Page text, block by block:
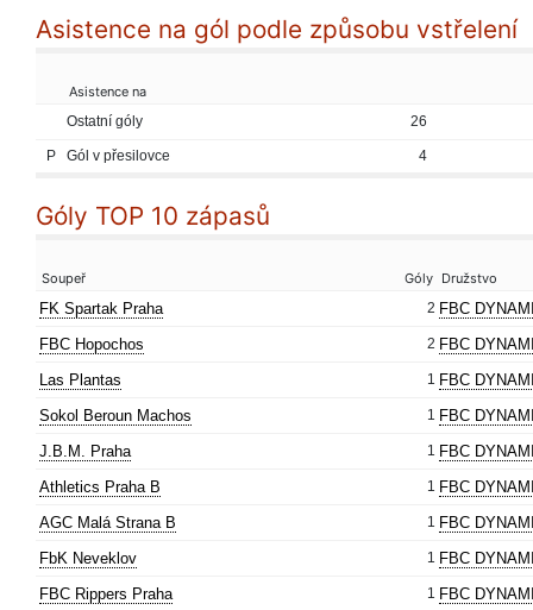
Asistence na gól podle způsobu vstřelení
Asistence na
Ostatní góly
26
P Gól v přesilovce 4
Góly TOP 10 zápasů
Soupeř Góly Družstvo
FK Spartak Praha 2 FBC
FBC Hopochos
2 FBC
Las Plantas
1 FBC
Sokol Beroun Machos
1 FBC
J.B.M. Praha
1 FBC
Athletics Praha B
1 FBC
AGC Malá Strana B
1 FBC
FbK Neveklov
1 FBC
FBC Rippers Praha
1 FBC